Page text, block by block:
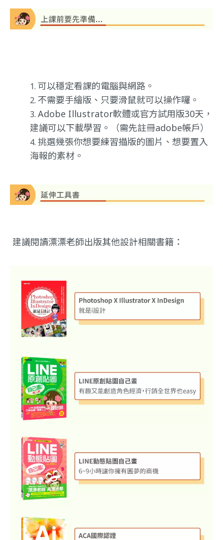
可以穩定看課的電腦與網路。
不需要手繪版、只要滑鼠就可以操作囉。
Adobe Illustrator軟體或官方試用版30天，
建議可以下載學習。（需先註冊adobe帳戶）
挑選幾張你想要練習描版的圖片、想要置入
海報的素材。
建議閱讀漂漂老師出版其他設計相關書籍：